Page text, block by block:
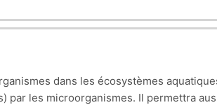
dans les écosystèmes
par les microorganismes. Il permettra